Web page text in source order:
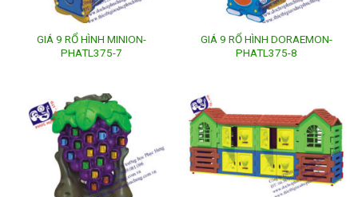
GIÁ 9 RỔ HÌNH MINION-
PHATL375-7
GIÁ 9 RỔ HÌNH DORAEMON-
PHATL375-8